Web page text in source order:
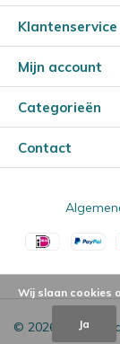
Klantenservice
Mijn account
Categorieën
Contact
© 2026 -
Wij slaan cookies
Ja